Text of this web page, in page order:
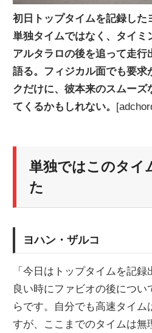
初日トップタイムを記録した
単独タイムではなく、タイミ
アルタラロの後を追って走行
語る。フィジカル面でも要求
クだけに、彼本来のスムーズ
てくるかもしれない。
単独ではこのタイ
た
ヨハン・ザルコ
「今日はトップタイムを記
良い時にファビオの後につい
らです。自分でも高速タイム
すが、ここまでのタイムは無